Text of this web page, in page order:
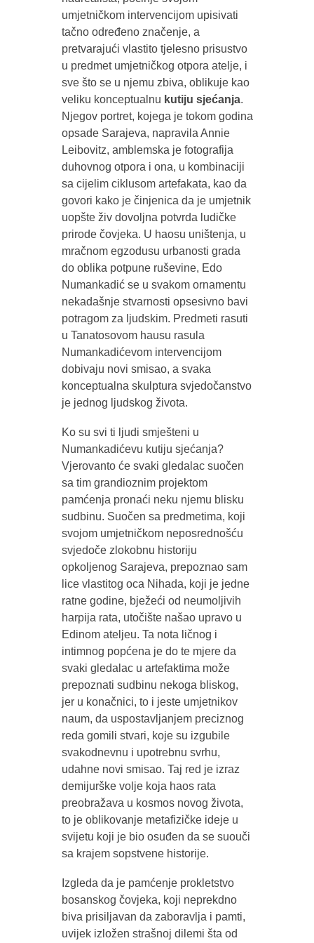
umjetničkom intervencijom upisivati
tačno određeno značenje, a
pretvarajući vlastito tjelesno prisustvo
u predmet umjetničkog otpora atelje, i
sve što se u njemu zbiva, oblikuje kao
veliku konceptualnu kutiju sjećanja.
Njegov portret, kojega je tokom godina
opsade Sarajeva, napravila Annie
Leibovitz, amblemska je fotografija
duhovnog otpora i ona, u kombinaciji
sa cijelim ciklusom artefakata, kao da
govori kako je činjenica da je umjetnik
uopšte živ dovoljna potvrda ludičke
prirode čovjeka. U haosu uništenja, u
mračnom egzodusu urbanosti grada
do oblika potpune ruševine, Edo
Numankadić se u svakom ornamentu
nekadašnje stvarnosti opsesivno bavi
potragom za ljudskim. Predmeti rasuti
u Tanatosovom hausu rasula
Numankadićevom intervencijom
dobivaju novi smisao, a svaka
konceptualna skulptura svjedočanstvo
je jednog ljudskog života.
Ko su svi ti ljudi smješteni u
Numankadićevu kutiju sjećanja?
Vjerovanto će svaki gledalac suočen
sa tim grandioznim projektom
pamćenja pronaći neku njemu blisku
sudbinu. Suočen sa predmetima, koji
svojom umjetničkom neposrednošću
svjedoče zlokobnu historiju
opkoljenog Sarajeva, prepoznao sam
lice vlastitog oca Nihada, koji je jedne
ratne godine, bježeći od neumoljivih
harpija rata, utočište našao upravo u
Edinom ateljeu. Ta nota ličnog i
intimnog popćena je do te mjere da
svaki gledalac u artefaktima može
prepoznati sudbinu nekoga bliskog,
jer u konačnici, to i jeste umjetnikov
naum, da uspostavljanjem preciznog
reda gomili stvari, koje su izgubile
svakodnevnu i upotrebnu svrhu,
udahne novi smisao. Taj red je izraz
demijurške volje koja haos rata
preobražava u kosmos novog života,
to je oblikovanje metafizičke ideje u
svijetu koji je bio osuđen da se suouči
sa krajem sopstvene historije.
Izgleda da je pamćenje prokletstvo
bosanskog čovjeka, koji neprekdno
biva prisiljavan da zaboravlja i pamti,
uvijek izložen strašnoj dilemi šta od